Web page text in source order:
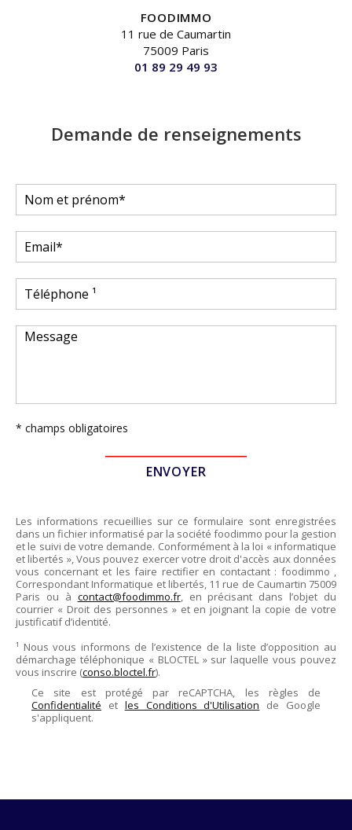
FOODIMMO
11 rue de Caumartin
75009 Paris
01 89 29 49 93
Demande de renseignements
* champs obligatoires
Les informations recueillies sur ce formulaire sont enregistrées
dans un fichier informatisé par la société foodimmo pour la gestion
et le suivi de votre demande. Conformément à la loi « informatique
et libertés », Vous pouvez exercer votre droit d'accès aux données
vous concernant et les faire rectifier en contactant : foodimmo ,
Correspondant Informatique et libertés, 11 rue de Caumartin 75009
Paris ou à contact@foodimmo.fr, en précisant dans l’objet du
courrier « Droit des personnes » et en joignant la copie de votre
justificatif d’identité.
¹ Nous vous informons de l’existence de la liste d’opposition au
démarchage téléphonique « BLOCTEL » sur laquelle vous pouvez
vous inscrire (conso.bloctel.fr).
Ce site est protégé par reCAPTCHA, les règles de
Confidentialité et les Conditions d'Utilisation de Google
s'appliquent.